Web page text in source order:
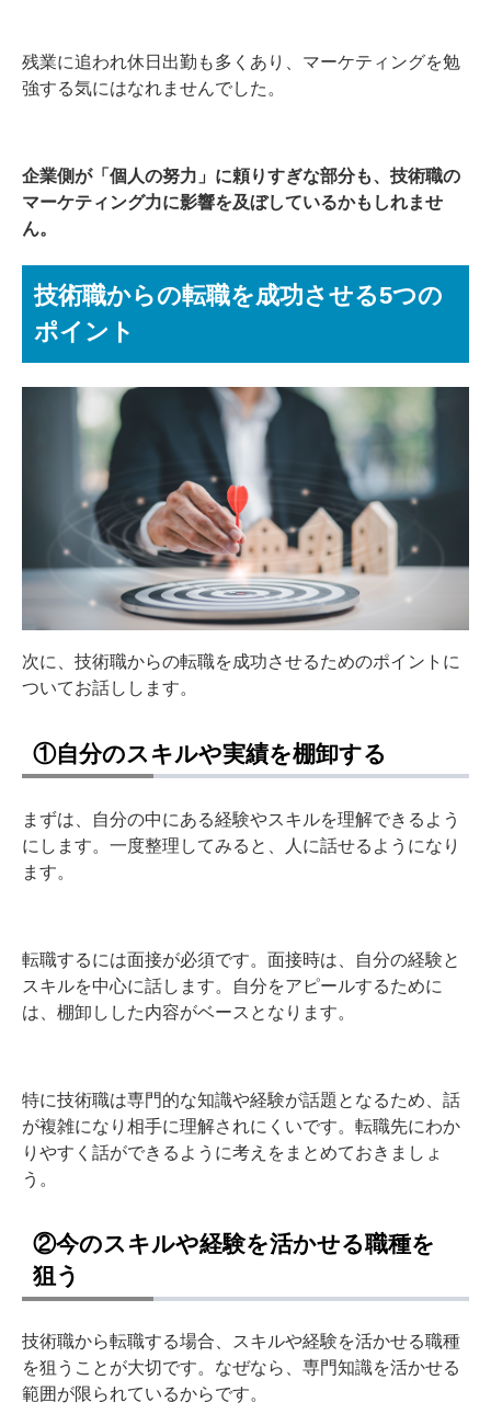
残業に追われ休日出勤も多くあり、マーケティングを勉
強する気にはなれませんでした。
企業側が「個人の努力」に頼りすぎな部分も、技術職の
マーケティング力に影響を及ぼしているかもしれませ
ん。
技術職からの転職を成功させる5つの
ポイント
次に、技術職からの転職を成功させるためのポイントに
ついてお話しします。
①自分のスキルや実績を棚卸する
まずは、自分の中にある経験やスキルを理解できるよう
にします。一度整理してみると、人に話せるようになり
ます。
転職するには面接が必須です。面接時は、自分の経験と
スキルを中心に話します。自分をアピールするために
は、棚卸しした内容がベースとなります。
特に技術職は専門的な知識や経験が話題となるため、話
が複雑になり相手に理解されにくいです。転職先にわか
りやすく話ができるように考えをまとめておきましょ
う。
②今のスキルや経験を活かせる職種を
狙う
技術職から転職する場合、スキルや経験を活かせる職種
を狙うことが大切です。なぜなら、専門知識を活かせる
範囲が限られているからです。